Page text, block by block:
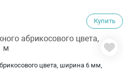
Купить
цвета, ширина 6 мм,